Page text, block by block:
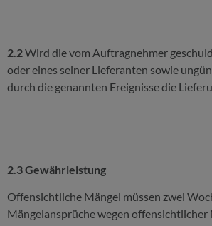
2.2Wird die vom Auftragnehmer
oder eines seiner Lieferanten sowie
durch die genannten Ereignisse die
2.3 Gewährleistung
Offensichtliche Mängel müssen zwei
Mängelansprüche wegen